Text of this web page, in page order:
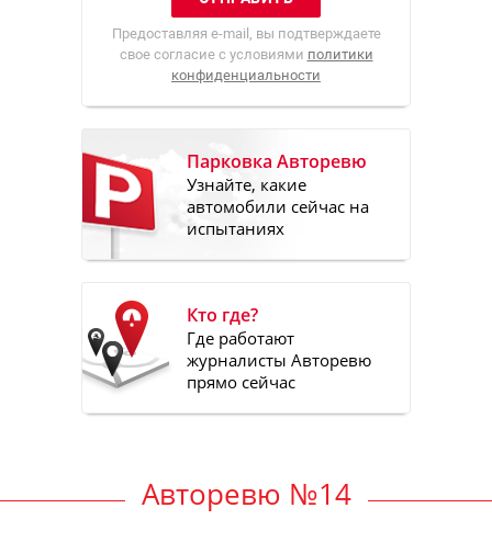
Предоставляя e-mail, вы подтверждаете
свое согласие с условиями политики
конфиденциальности
Парковка Авторевю
Узнайте, какие
автомобили сейчас на
испытаниях
Кто где?
Где работают
журналисты Авторевю
прямо сейчас
Авторевю №14